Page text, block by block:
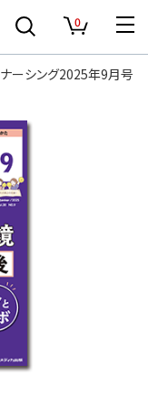
0
ーシング2025年9月号